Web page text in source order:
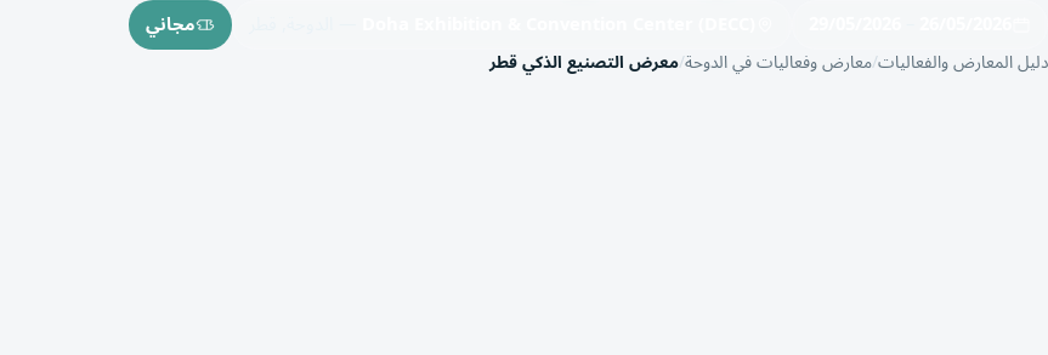
مجاني
دليل المعارض والفعالياتمعارض وفعاليات في الدوحةمعرض التصنيع الذكي قطر